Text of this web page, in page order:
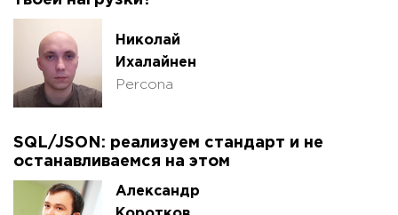
Николай
Ихалайнен
Percona
SQL/JSON: реализуем стандарт и не
останавливаемся на этом
Александр